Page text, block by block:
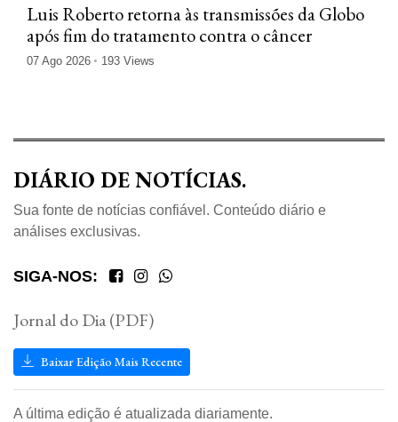
Luis Roberto retorna às transmissões da Globo
após fim do tratamento contra o câncer
07 Ago 2026 193 Views
DIÁRIO DE NOTÍCIAS.
Sua fonte de notícias confiável. Conteúdo diário e
análises exclusivas.
SIGA-NOS:
Jornal do Dia (PDF)
Baixar Edição Mais Recente
A última edição é atualizada diariamente.